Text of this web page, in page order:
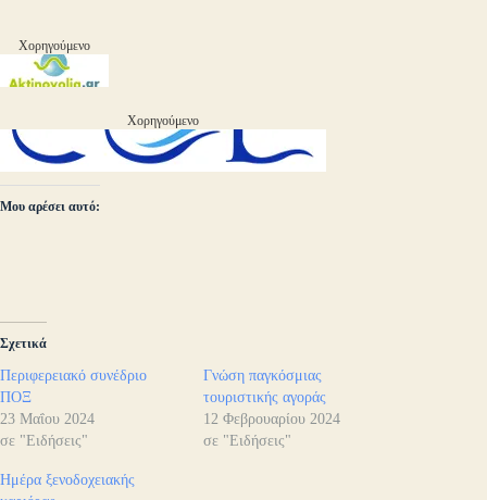
Χορηγούμενο
Χορηγούμενο
Μου αρέσει αυτό:
Σχετικά
Περιφερειακό συνέδριο
ΠΟΞ
23 Μαΐου 2024
σε "Ειδήσεις"
Γνώση παγκόσμιας
τουριστικής αγοράς
12 Φεβρουαρίου 2024
σε "Ειδήσεις"
Ημέρα ξενοδοχειακής